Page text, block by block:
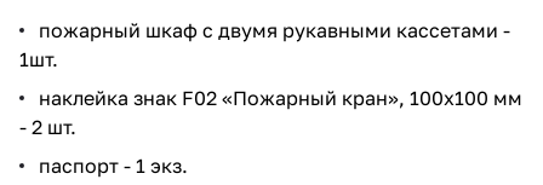
пожарный шкаф с двумя рукавными кассетами -
1шт.
наклейка знак F02 «Пожарный кран», 100х100 мм
- 2 шт.
паспорт - 1 экз.